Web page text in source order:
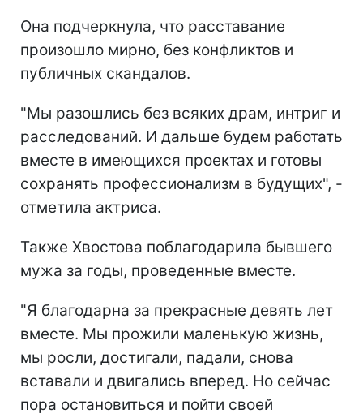
Она подчеркнула, что расставание
произошло мирно, без конфликтов и
публичных скандалов.
"Мы разошлись без всяких драм, интриг и
расследований. И дальше будем работать
вместе в имеющихся проектах и готовы
сохранять профессионализм в будущих", -
отметила актриса.
Также Хвостова поблагодарила бывшего
мужа за годы, проведенные вместе.
"Я благодарна за прекрасные девять лет
вместе. Мы прожили маленькую жизнь,
мы росли, достигали, падали, снова
вставали и двигались вперед. Но сейчас
пора остановиться и пойти своей